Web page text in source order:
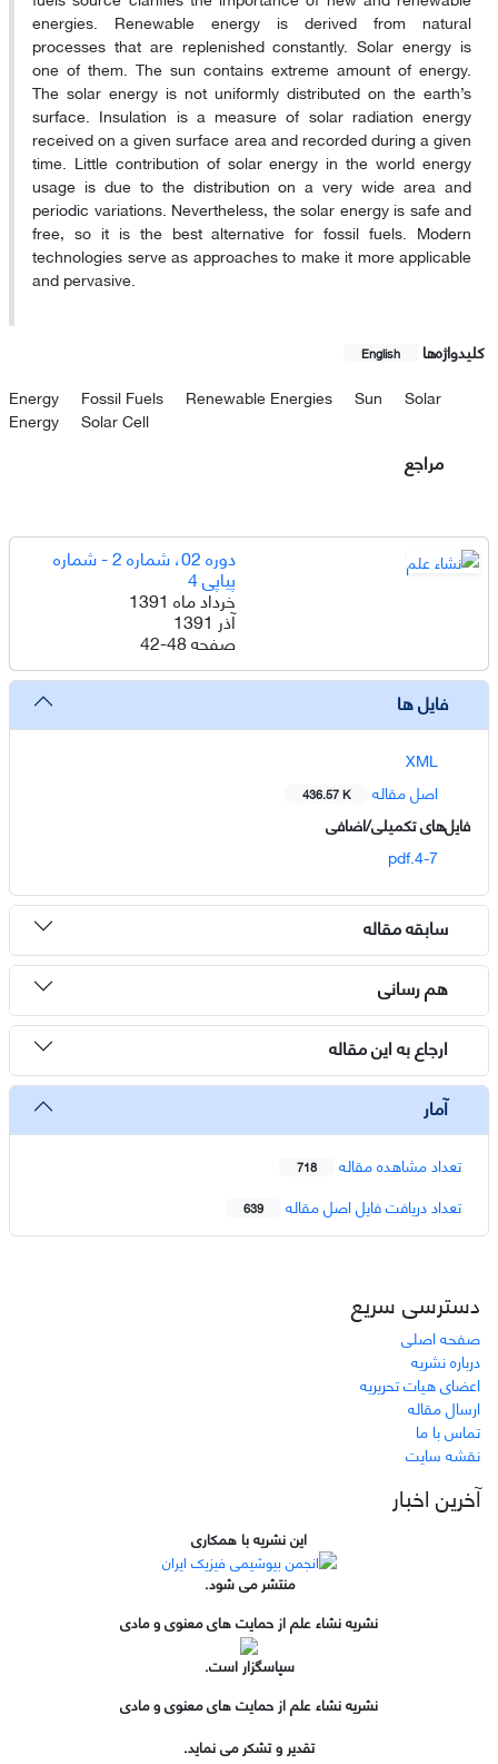
energies. Renewable energy is derived from natural
processes that are replenished constantly. Solar energy is
one of them. The sun contains extreme amount of energy.
The solar energy is not uniformly distributed on the earth’s
surface. Insulation is a measure of solar radiation energy
received on a given surface area and recorded during a given
time. Little contribution of solar energy in the world energy
usage is due to the distribution on a very wide area and
periodic variations. Nevertheless, the solar energy is safe and
free, so it is the best alternative for fossil fuels. Modern
technologies serve as approaches to make it more applicable
and pervasive.
کلیدواژه‌ها English
Energy Fossil Fuels Renewable Energies Sun
Solar
Energy
Solar Cell
مراجع
دوره 02، شماره 2 - شماره
پیاپی 4
خرداد ماه 1391
آذر 1391
صفحه42-48
فایل ها
XML
اصل مقاله
436.57 K
فایل‌های تکمیلی/اضافی
4-7.pdf
سابقه مقاله
هم رسانی
ارجاع به این مقاله
آمار
تعداد مشاهده مقاله 718
تعداد دریافت فایل اصل مقاله 639
دسترسی سریع
صفحه اصلی
درباره نشریه
اعضای هیات تحریریه
ارسال مقاله
تماس با ما
نقشه سایت
آخرین اخبار
این نشریه با همکاری
منتشر می شود.
نشریه نشاء علم از حمایت های معنوی و مادی
سپاسگزار است.
نشریه نشاء علم از حمایت های معنوی و مادی
تقدیر و تشکر می نماید.